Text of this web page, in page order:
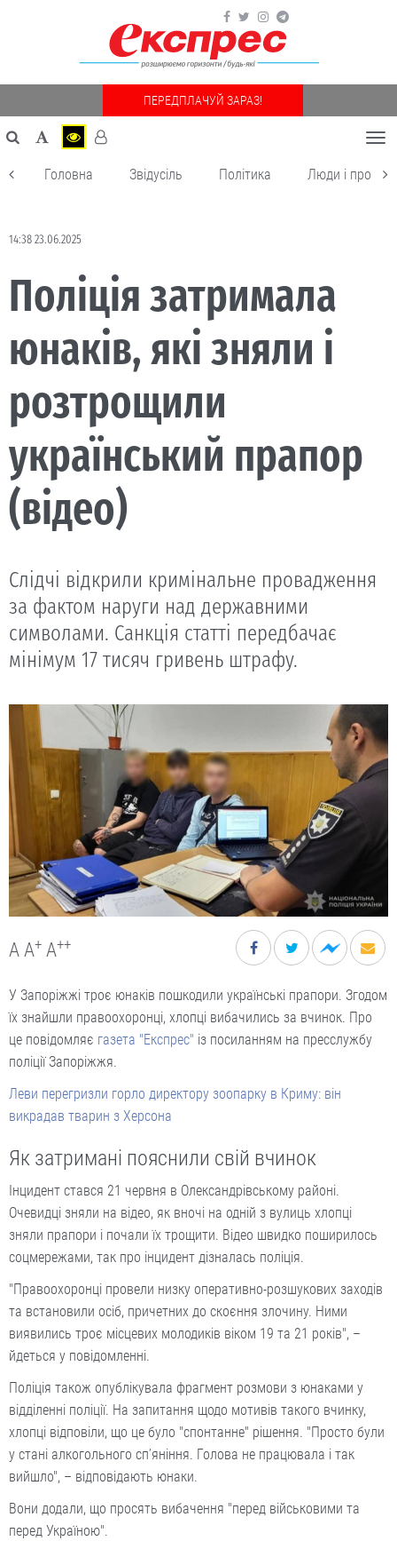
ПЕРЕДПЛАЧУЙ ЗАРАЗ!
Головна Звідусіль Політика Люди і
14:38 23.06.2025
Поліція затримала
юнаків, які зняли і
розтрощили
український прапор
(відео)
Слідчі відкрили кримінальне провадження
за фактом наруги над державними
символами. Санкція статті передбачає
мінімум 17 тисяч гривень штрафу.
A A+ A++
У Запоріжжі троє юнаків пошкодили українські прапори. Згодом
їх знайшли правоохоронці, хлопці вибачились за вчинок. Про
це повідомляє газета "Експрес" із посиланням на пресслужбу
поліції Запоріжжя.
Леви перегризли горло директору зоопарку в Криму: він
викрадав тварин з Херсона
Як затримані пояснили свій вчинок
Інцидент стався 21 червня в Олександрівському районі.
Очевидці зняли на відео, як вночі на одній з вулиць хлопці
зняли прапори і почали їх трощити. Відео швидко поширилось
соцмережами, так про інцидент дізналась поліція.
"Правоохоронці провели низку оперативно-розшукових заходів
та встановили осіб, причетних до скоєння злочину. Ними
виявились троє місцевих молодиків віком 19 та 21 років", –
йдеться у повідомленні.
Поліція також опублікувала фрагмент розмови з юнаками у
відділенні поліції. На запитання щодо мотивів такого вчинку,
хлопці відповіли, що це було "спонтанне" рішення. "Просто були
у стані алкогольного сп’яніння. Голова не працювала і так
вийшло", – відповідають юнаки.
Вони додали, що просять вибачення "перед військовими та
перед Україною".